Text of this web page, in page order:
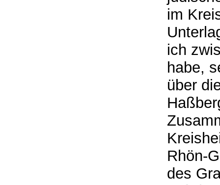
im
ich
habe,
über
Rhön-
des